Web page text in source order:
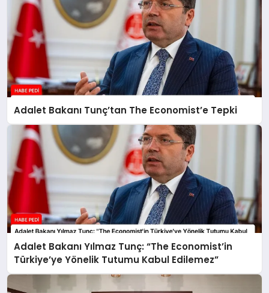
Adalet Bakanı Tunç’tan The Economist’e Tepki
Adalet Bakanı Yılmaz Tunç: “The Economist’in
Türkiye’ye Yönelik Tutumu Kabul Edilemez”